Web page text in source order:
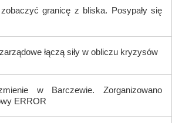
granicę z bliska. Posypały się
łączą siły w obliczu kryzysów
w Barczewie. Zorganizowano
ERROR